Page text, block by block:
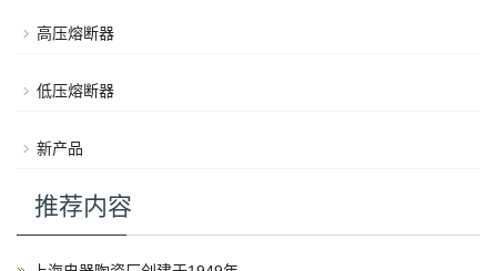
高压熔断器
低压熔断器
新产品
推荐内容